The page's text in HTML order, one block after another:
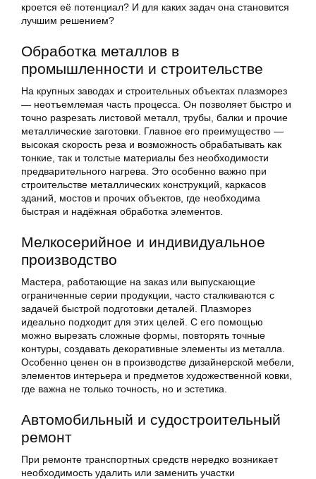
кроется её потенциал? И для каких задач она становится
лучшим решением?
Обработка металлов в
промышленности и строительстве
На крупных заводах и строительных объектах плазморез
— неотъемлемая часть процесса. Он позволяет быстро и
точно разрезать листовой металл, трубы, балки и прочие
металлические заготовки. Главное его преимущество —
высокая скорость реза и возможность обрабатывать как
тонкие, так и толстые материалы без необходимости
предварительного нагрева. Это особенно важно при
строительстве металлических конструкций, каркасов
зданий, мостов и прочих объектов, где необходима
быстрая и надёжная обработка элементов.
Мелкосерийное и индивидуальное
производство
Мастера, работающие на заказ или выпускающие
ограниченные серии продукции, часто сталкиваются с
задачей быстрой подготовки деталей. Плазморез
идеально подходит для этих целей. С его помощью
можно вырезать сложные формы, повторять точные
контуры, создавать декоративные элементы из металла.
Особенно ценен он в производстве дизайнерской мебели,
элементов интерьера и предметов художественной ковки,
где важна не только точность, но и эстетика.
Автомобильный и судостроительный
ремонт
При ремонте транспортных средств нередко возникает
необходимость удалить или заменить участки